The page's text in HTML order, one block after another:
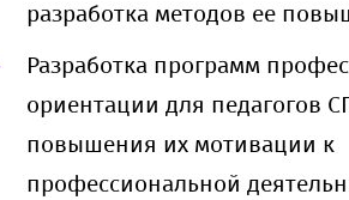
разработка методов ее
Разработка программ
ориентации для педагогов
повышения их мотивации к
профессиональной